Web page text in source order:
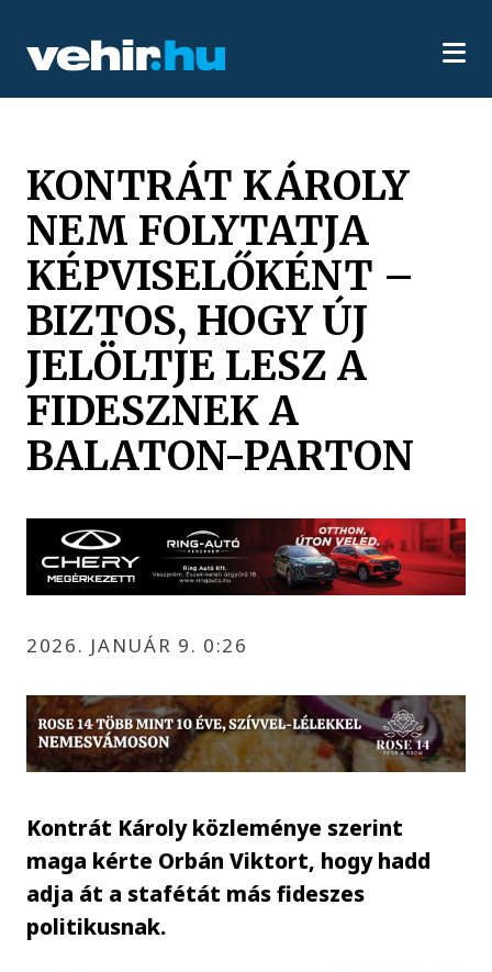
KONTRÁT KÁROLY
NEM FOLYTATJA
KÉPVISELŐKÉNT –
BIZTOS, HOGY ÚJ
JELÖLTJE LESZ A
FIDESZNEK A
BALATON-PARTON
2026. JANUÁR 9. 0:26
Kontrát Károly közleménye szerint
maga kérte Orbán Viktort, hogy hadd
adja át a stafétát más fideszes
politikusnak.